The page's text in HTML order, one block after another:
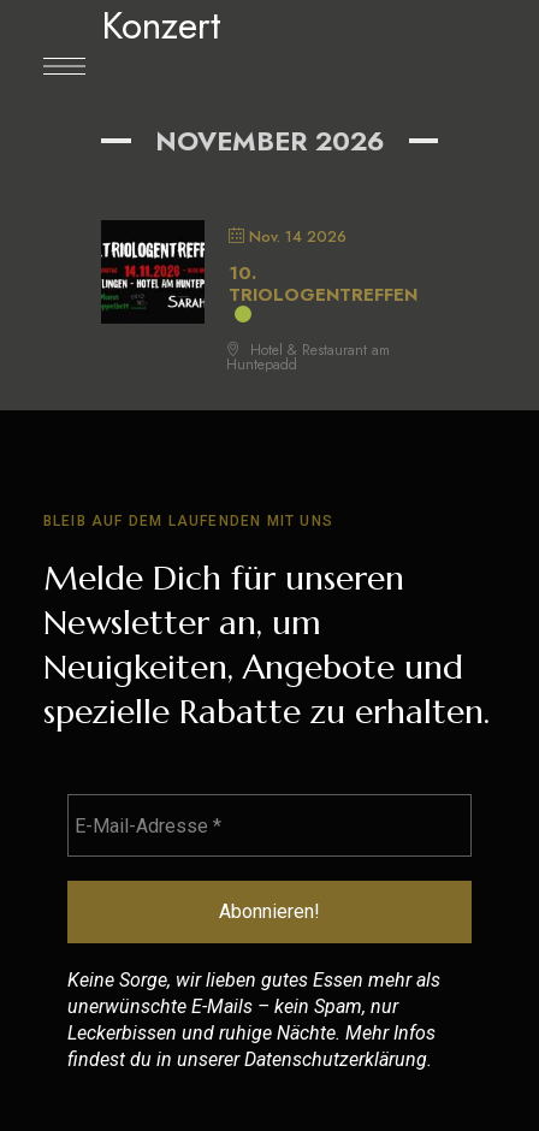
Konzert
NOVEMBER 2026
Nov. 14 2026
10.
TRIOLOGENTREFFEN
Hotel & Restaurant am
Huntepadd
BLEIB AUF DEM LAUFENDEN MIT UNS
Melde Dich für unseren
Newsletter an, um
Neuigkeiten, Angebote und
spezielle Rabatte zu erhalten.
Keine Sorge, wir lieben gutes Essen mehr als
unerwünschte E-Mails – kein Spam, nur
Leckerbissen und ruhige Nächte. Mehr Infos
findest du in unsererDatenschutzerklärung.